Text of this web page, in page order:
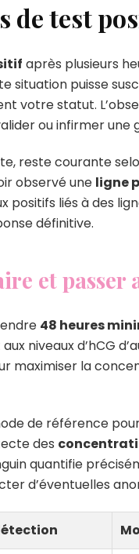
de test
après plusieurs
situation puisse
votre statut.
ou infirmer une
reste courante
observé une ligne
positifs liés à des
définitive.
et passer
48 heures
niveaux d’hCG
maximiser la
de référence
des
quantifie
d’éventuelles